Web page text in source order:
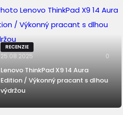
RECENZIE
25.08.2025 0
Lenovo ThinkPad X9 14 Aura
Edition / Výkonný pracant s dlhou
výdržou